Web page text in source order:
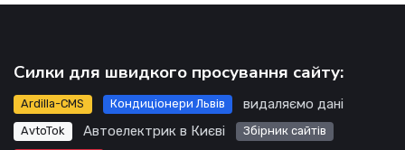
Силки для швидкого просування сайту:
Ardilla-CMS Кондиціонери Львів видаляємо дані
AvtoTok Автоелектрик в Києві
Збірник сайтів